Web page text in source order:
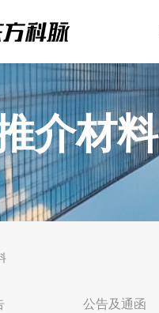
介材料
公告及通函